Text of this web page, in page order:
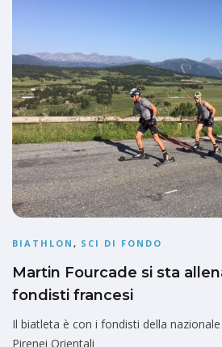
BIATHLON , SCI DI FONDO
Martin Fourcade si sta
fondisti francesi
Il biatleta è con i fondisti della
Pirenei Orientali